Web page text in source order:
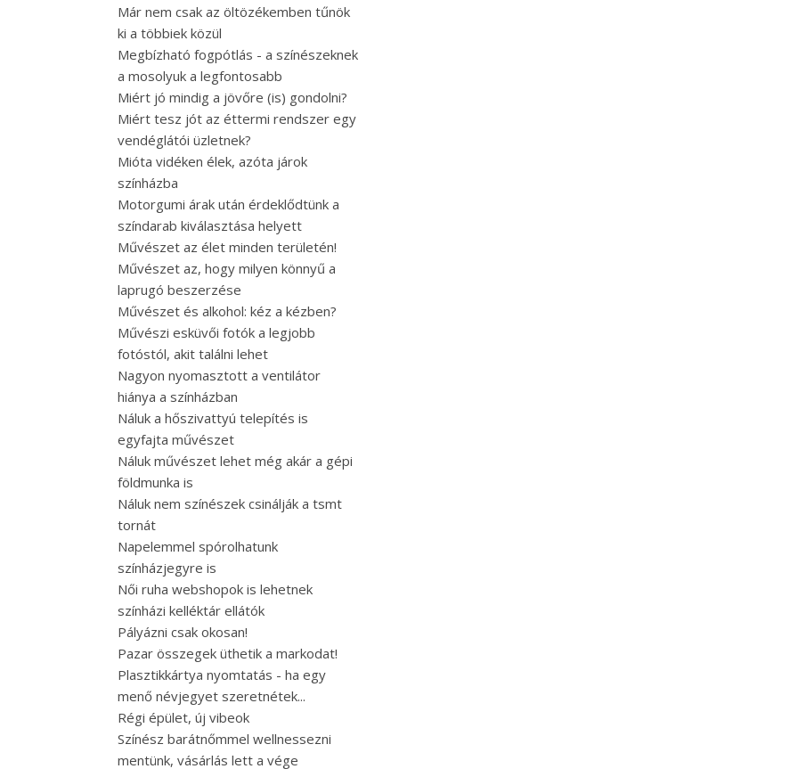
Már nem csak az öltözékemben tűnök
ki a többiek közül
Megbízható fogpótlás - a színészeknek
a mosolyuk a legfontosabb
Miért jó mindig a jövőre (is) gondolni?
Miért tesz jót az éttermi rendszer egy
vendéglátói üzletnek?
Mióta vidéken élek, azóta járok
színházba
Motorgumi árak után érdeklődtünk a
színdarab kiválasztása helyett
Művészet az élet minden területén!
Művészet az, hogy milyen könnyű a
laprugó beszerzése
Művészet és alkohol: kéz a kézben?
Művészi esküvői fotók a legjobb
fotóstól, akit találni lehet
Nagyon nyomasztott a ventilátor
hiánya a színházban
Náluk a hőszivattyú telepítés is
egyfajta művészet
Náluk művészet lehet még akár a gépi
földmunka is
Náluk nem színészek csinálják a tsmt
tornát
Napelemmel spórolhatunk
színházjegyre is
Női ruha webshopok is lehetnek
színházi kelléktár ellátók
Pályázni csak okosan!
Pazar összegek üthetik a markodat!
Plasztikkártya nyomtatás - ha egy
menő névjegyet szeretnétek...
Régi épület, új vibeok
Színész barátnőmmel wellnessezni
mentünk, vásárlás lett a vége